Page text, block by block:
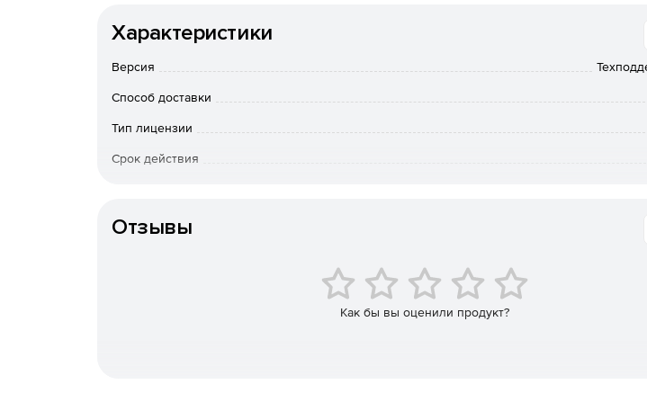
отменять исправления. Кроме того, Red Gate SQL Source Control хранит полную историю
программы без рисков внесения необратимых изменений.
Листовка Red Gate SQL Source Control (pdf)
можно использовать совместно с SQL Compare Pro и SQL Data Compare Pro в целях
Характеристики Red Gate SQL Source Control:
Подключение баз данных к TFS, SVN, Sourcegear Vault, Vault Pro, Mercurial, Perforce, Git,
Bazaar и любой другой системе контроля версий, содержащей функциональную
Характеристики
Версия
Способ доставки
Тип лицензии
Срок действия
Отзывы
Как бы вы оценили продукт?